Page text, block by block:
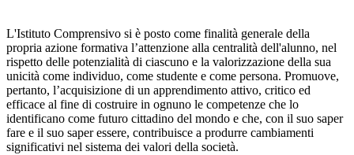
L'Istituto Comprensivo si è posto come finalità generale della
propria azione formativa l’attenzione alla centralità dell'alunno, nel
rispetto delle potenzialità di ciascuno e la valorizzazione della sua
unicità come individuo, come studente e come persona. Promuove,
pertanto, l’acquisizione di un apprendimento attivo, critico ed
efficace al fine di costruire in ognuno le competenze che lo
identificano come futuro cittadino del mondo e che, con il suo saper
fare e il suo saper essere, contribuisce a produrre cambiamenti
significativi nel sistema dei valori della società.